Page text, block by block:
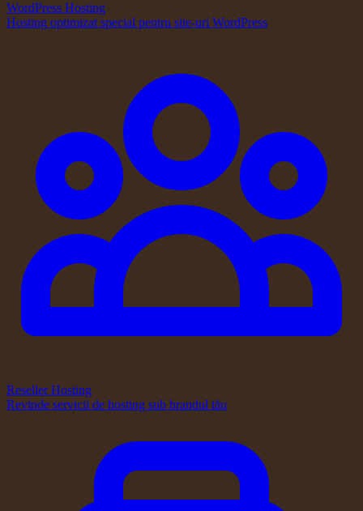
WordPress Hosting
Hosting optimizat special pentru site-uri WordPress
Reseller Hosting
Revinde servicii de hosting sub brandul tău